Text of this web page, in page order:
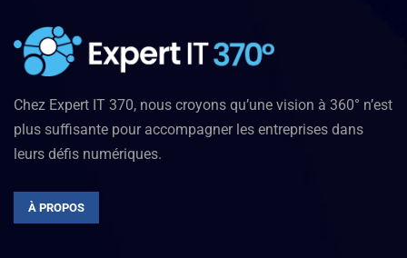
Chez Expert IT 370, nous croyons qu’une vision à 360° n’est
plus suffisante pour accompagner les entreprises dans
leurs défis numériques.
À PROPOS